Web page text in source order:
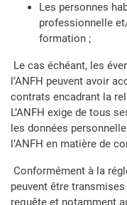
Les personnes
professionnelle
formation ;
Le cas échéant, les
l’ANFH peuvent avoir
contrats encadrant la
L’ANFH exige de tous
les données
l’ANFH en matière de
Conformément à la
peuvent être
requête et notamment